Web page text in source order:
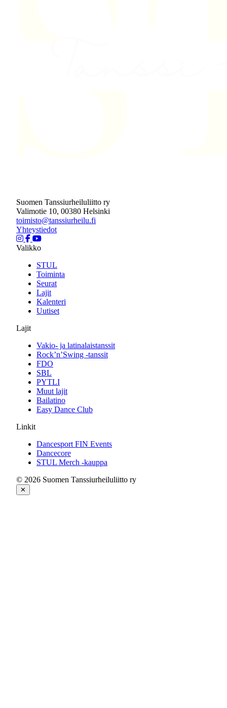
Suomen Tanssiurheiluliitto ry
Valimotie 10, 00380 Helsinki
toimisto@tanssiurheilu.fi
Yhteystiedot
Valikko
STUL
Toiminta
Seurat
Lajit
Kalenteri
Uutiset
Lajit
Vakio- ja latinalaistanssit
Rock’n’Swing -tanssit
FDO
SBL
PYTLI
Muut lajit
Bailatino
Easy Dance Club
Linkit
Dancesport FIN Events
Dancecore
STUL Merch -kauppa
© 2026 Suomen Tanssiurheiluliitto ry
✕